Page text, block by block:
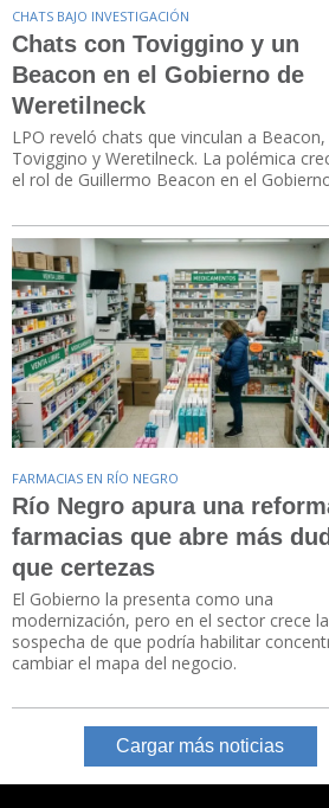
CHATS BAJO INVESTIGACIÓN
Chats con Toviggino y un
Beacon en el Gobierno de
Weretilneck
LPO reveló chats que vinculan a Beacon,
Toviggino y Weretilneck. La polémica
el rol de Guillermo Beacon en el
FARMACIAS EN RÍO NEGRO
Río Negro apura una
farmacias que abre más
que certezas
El Gobierno la presenta como una
modernización, pero en el sector crece la
sospecha de que podría habilitar
cambiar el mapa del negocio.
Cargar más noticias